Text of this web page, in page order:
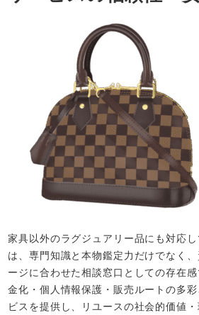
家具以外のラグジュアリー品にも対応
は、専門知識と本物鑑定力だけでなく
ージに合わせた相談窓口としての存在
金化・個人情報保護・販売ルートの多
ビスを提供し、リユースの社会的価値